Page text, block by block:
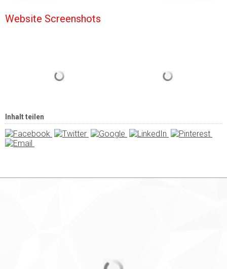
Website Screenshots
Inhalt teilen